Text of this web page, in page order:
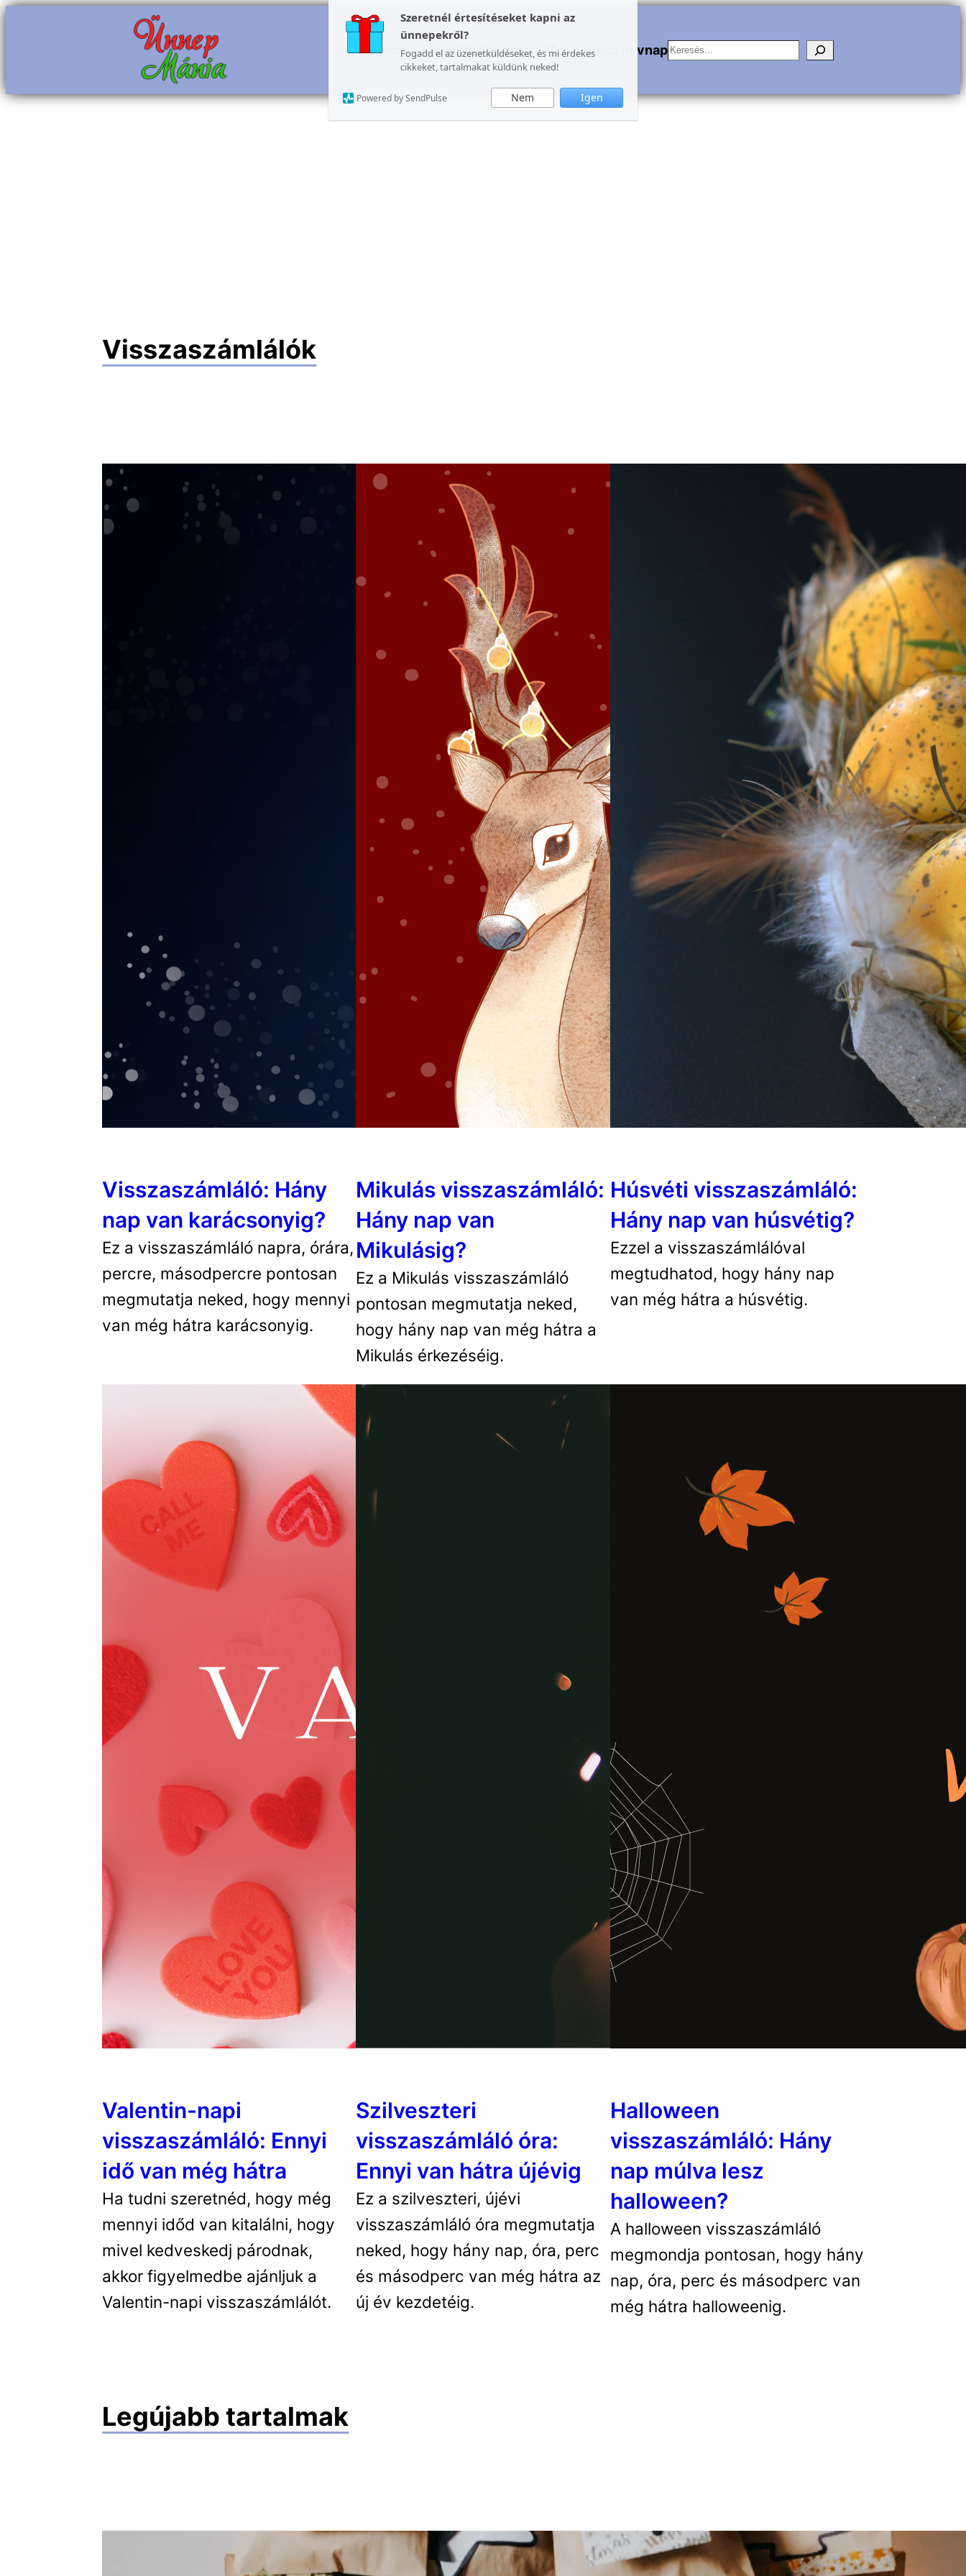
Szeretnél értesítéseket kapni az
ünnepekről?
Fogadd el az üzenetküldéseket, és mi érdekes
cikkeket, tartalmakat küldünk neked!
Nem Igen
Powered by SendPulse
Ugrás
Karácsony További ünnepek Mai, holnapi névnapKeresés
Visszaszámlálók
Visszaszámláló: Hány
nap van karácsonyig?
Ez a visszaszámláló napra, órára,
percre, másodpercre pontosan
megmutatja neked, hogy mennyi
van még hátra karácsonyig.
Mikulás visszaszámláló:
Hány nap van
Mikulásig?
Ez a Mikulás visszaszámláló
pontosan megmutatja neked,
hogy hány nap van még hátra a
Mikulás érkezéséig.
Húsvéti visszaszámláló:
Hány nap van húsvétig?
Ezzel a visszaszámlálóval
megtudhatod, hogy hány nap
van még hátra a húsvétig.
Valentin-napi
visszaszámláló: Ennyi
idő van még hátra
Ha tudni szeretnéd, hogy még
mennyi időd van kitalálni, hogy
mivel kedveskedj párodnak,
akkor figyelmedbe ajánljuk a
Valentin-napi visszaszámlálót.
Szilveszteri
visszaszámláló óra:
Ennyi van hátra újévig
Ez a szilveszteri, újévi
visszaszámláló óra megmutatja
neked, hogy hány nap, óra, perc
és másodperc van még hátra az
új év kezdetéig.
Halloween
visszaszámláló: Hány
nap múlva lesz
halloween?
A halloween visszaszámláló
megmondja pontosan, hogy hány
nap, óra, perc és másodperc van
még hátra halloweenig.
Legújabb tartalmak
Így készíts adventi kalendáriumot házilag: Kreatív